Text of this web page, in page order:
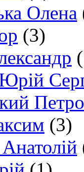
Олена
(3)
Петро
(3)